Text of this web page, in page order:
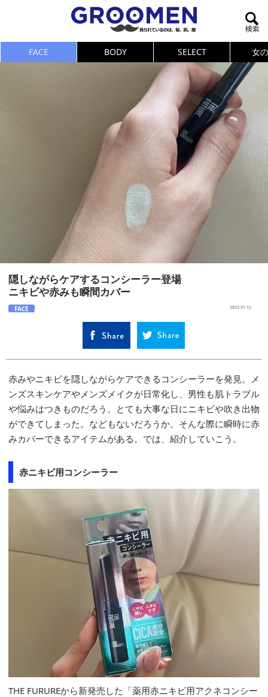
FACE BODY SELECT 女
隠しながらケアするコンシーラー登場
ニキビや赤みも瞬間カバー
FACE 2023.01.12
赤みやニキビを隠しながらケアできるコンシーラーを発見。メ
ンズスキンケアやメンズメイクが日常化し、男性も肌トラブル
や悩みはつきものだろう。とても大事な日にニキビや吹き出物
ができてしまった。などもないだろうか。そんな際に瞬時に赤
みカバーできるアイテムがある。では、紹介していこう。
赤ニキビ用コンシーラー
THE FURUREから新発売した「薬用赤ニキビ用アクネコンシー